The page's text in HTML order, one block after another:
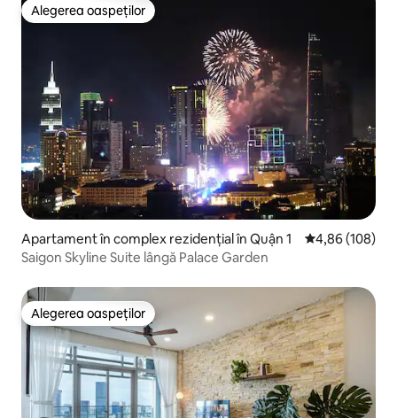
Alegerea oaspeților
Alegerea oaspeților
Apartament în complex rezidențial în Quận 1 Scor mediu de
4,86 (108)
Saigon Skyline Suite lângă Palace Garden
Alegerea oaspeților
Alegerea oaspeților